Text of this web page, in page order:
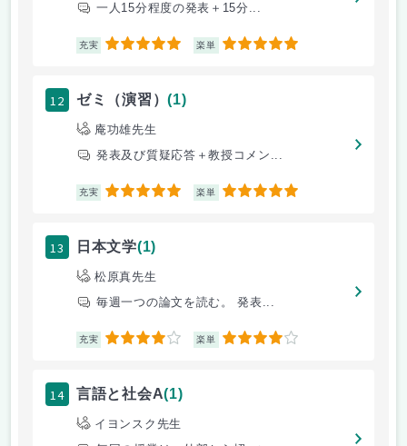
一人15分程度の発表＋15分...
充実 5 楽単 5
12 ゼミ（演習）(1)
庵功雄先生
発表及び質疑応答＋教授コメン...
充実 5 楽単 5
13 日本文学(1)
松原真先生
毎週一つの論文を読む。 発表...
充実 4 楽単 4
14 言語と社会A(1)
イヨンスク先生